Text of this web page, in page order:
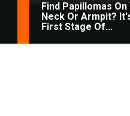
Find Papillomas On
Neck Or Armpit?
First Stage Of...